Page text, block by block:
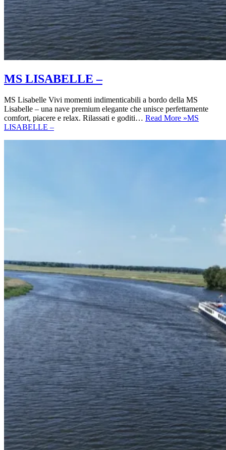
MS LISABELLE –
MS Lisabelle Vivi momenti indimenticabili a bordo della MS
Lisabelle – una nave premium elegante che unisce perfettamente
comfort, piacere e relax. Rilassati e goditi… Read More »MS
LISABELLE –